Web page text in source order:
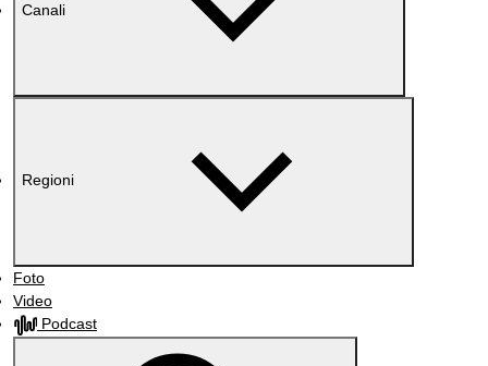
Canali
Regioni
Foto
Video
Podcast